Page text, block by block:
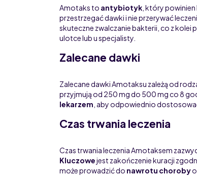
Amotaks to antybiotyk , który
przestrzegać dawki i nie przerywać
skuteczne zwalczanie bakterii, co z kolei
ulotce lub u specjalisty.
Zalecane dawki
Zalecane dawki Amotaksu zależą od
przyjmują od 250 mg do 500 mg co 8
lekarzem , aby odpowiednio
Czas trwania leczenia
Czas trwania leczenia Amotaksem
Kluczowejest zakończenie kuracji
może prowadzić do nawrotu choroby